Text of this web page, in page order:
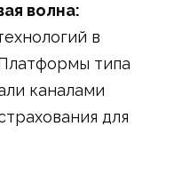
волна:
в
типа
каналами
для